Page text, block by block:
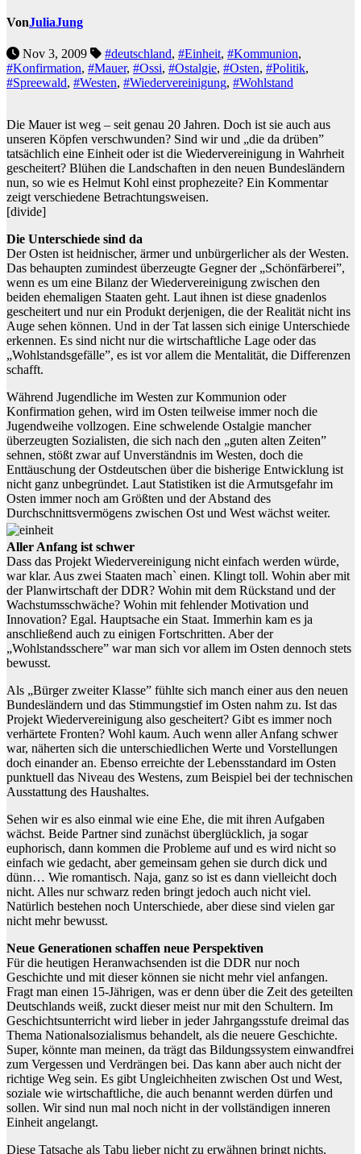
VonJuliaJung
Nov 3, 2009 #deutschland, #Einheit, #Kommunion,
#Konfirmation, #Mauer, #Ossi, #Ostalgie, #Osten, #Politik,
#Spreewald, #Westen, #Wiedervereinigung, #Wohlstand
Die Mauer ist weg – seit genau 20 Jahren. Doch ist sie auch aus
unseren Köpfen verschwunden? Sind wir und „die da drüben”
tatsächlich eine Einheit oder ist die Wiedervereinigung in Wahrheit
gescheitert? Blühen die Landschaften in den neuen Bundesländern
nun, so wie es Helmut Kohl einst prophezeite? Ein Kommentar
zeigt verschiedene Betrachtungsweisen.
[divide]
Die Unterschiede sind da
Der Osten ist heidnischer, ärmer und unbürgerlicher als der Westen.
Das behaupten zumindest überzeugte Gegner der „Schönfärberei”,
wenn es um eine Bilanz der Wiedervereinigung zwischen den
beiden ehemaligen Staaten geht. Laut ihnen ist diese gnadenlos
gescheitert und nur ein Produkt derjenigen, die der Realität nicht ins
Auge sehen können. Und in der Tat lassen sich einige Unterschiede
erkennen. Es sind nicht nur die wirtschaftliche Lage oder das
„Wohlstandsgefälle”, es ist vor allem die Mentalität, die Differenzen
schafft.
Während Jugendliche im Westen zur Kommunion oder
Konfirmation gehen, wird im Osten teilweise immer noch die
Jugendweihe vollzogen. Eine schwelende Ostalgie mancher
überzeugten Sozialisten, die sich nach den „guten alten Zeiten”
sehnen, stößt zwar auf Unverständnis im Westen, doch die
Enttäuschung der Ostdeutschen über die bisherige Entwicklung ist
nicht ganz unbegründet. Laut Statistiken ist die Armutsgefahr im
Osten immer noch am Größten und der Abstand des
Durchschnittsvermögens zwischen Ost und West wächst weiter.
Aller Anfang ist schwer
Dass das Projekt Wiedervereinigung nicht einfach werden würde,
war klar. Aus zwei Staaten mach` einen. Klingt toll. Wohin aber mit
der Planwirtschaft der DDR? Wohin mit dem Rückstand und der
Wachstumsschwäche? Wohin mit fehlender Motivation und
Innovation? Egal. Hauptsache ein Staat. Immerhin kam es ja
anschließend auch zu einigen Fortschritten. Aber der
„Wohlstandsschere” war man sich vor allem im Osten dennoch stets
bewusst.
Als „Bürger zweiter Klasse” fühlte sich manch einer aus den neuen
Bundesländern und das Stimmungstief im Osten nahm zu. Ist das
Projekt Wiedervereinigung also gescheitert? Gibt es immer noch
verhärtete Fronten? Wohl kaum. Auch wenn aller Anfang schwer
war, näherten sich die unterschiedlichen Werte und Vorstellungen
doch einander an. Ebenso erreichte der Lebensstandard im Osten
punktuell das Niveau des Westens, zum Beispiel bei der technischen
Ausstattung des Haushaltes.
Sehen wir es also einmal wie eine Ehe, die mit ihren Aufgaben
wächst. Beide Partner sind zunächst überglücklich, ja sogar
euphorisch, dann kommen die Probleme auf und es wird nicht so
einfach wie gedacht, aber gemeinsam gehen sie durch dick und
dünn… Wie romantisch. Naja, ganz so ist es dann vielleicht doch
nicht. Alles nur schwarz reden bringt jedoch auch nicht viel.
Natürlich bestehen noch Unterschiede, aber diese sind vielen gar
nicht mehr bewusst.
Neue Generationen schaffen neue Perspektiven
Für die heutigen Heranwachsenden ist die DDR nur noch
Geschichte und mit dieser können sie nicht mehr viel anfangen.
Fragt man einen 15-Jährigen, was er denn über die Zeit des geteilten
Deutschlands weiß, zuckt dieser meist nur mit den Schultern. Im
Geschichtsunterricht wird lieber in jeder Jahrgangsstufe dreimal das
Thema Nationalsozialismus behandelt, als die neuere Geschichte.
Super, könnte man meinen, da trägt das Bildungssystem einwandfrei
zum Vergessen und Verdrängen bei. Das kann aber auch nicht der
richtige Weg sein. Es gibt Ungleichheiten zwischen Ost und West,
soziale wie wirtschaftliche, die auch benannt werden dürfen und
sollen. Wir sind nun mal noch nicht in der vollständigen inneren
Einheit angelangt.
Diese Tatsache als Tabu lieber nicht zu erwähnen bringt nichts.